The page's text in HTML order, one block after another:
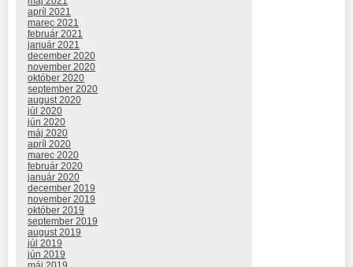
apríl 2021
marec 2021
február 2021
január 2021
december 2020
november 2020
október 2020
september 2020
august 2020
júl 2020
jún 2020
máj 2020
apríl 2020
marec 2020
február 2020
január 2020
december 2019
november 2019
október 2019
september 2019
august 2019
júl 2019
jún 2019